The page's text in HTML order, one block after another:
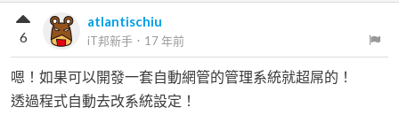
atlantischiu
iT邦新手 ． 17 年前
6
嗯！如果可以開發一套自動網管的管理系統就超屌的！
透過程式自動去改系統設定！